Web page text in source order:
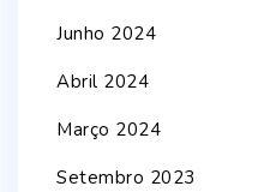
Junho 2024
Abril 2024
Março 2024
Setembro 2023